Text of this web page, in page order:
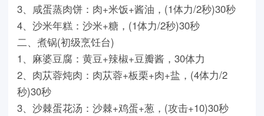
3、咸蛋蒸肉饼：肉+米饭+酱油，(1体力/2秒)30秒
4、沙米年糕：沙米+糖，(1体力/2秒)30秒
二、煮锅(初级烹饪台)
1、麻婆豆腐：黄豆+辣椒+豆瓣酱，30体力
2、肉苁蓉炖肉：肉苁蓉+板栗+肉+盐，(4体力/2
秒)30秒
3、沙棘蛋花汤：沙棘+鸡蛋+葱，(攻击+10)30秒